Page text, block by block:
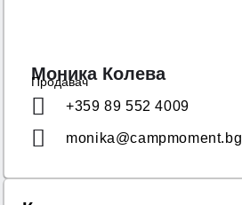
Моника Колева
Продавач
+359 89 552 4009
monika@campmoment.bg